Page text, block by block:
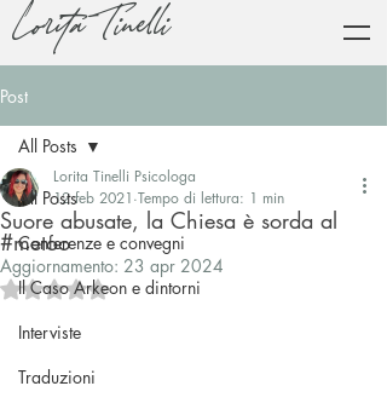
Lorita Tinelli
Post
All Posts
Conferenze e convegni
Il Caso Arkeon e dintorni
Interviste
Traduzioni
All Posts
Suore abusate, la Chiesa è sorda al
#metoo
Lorita Tinelli Psicologa
12 feb 2021 Tempo di lettura: 1 min
Aggiornamento: 23 apr 2024
Valutazione NaN stelle su 5.